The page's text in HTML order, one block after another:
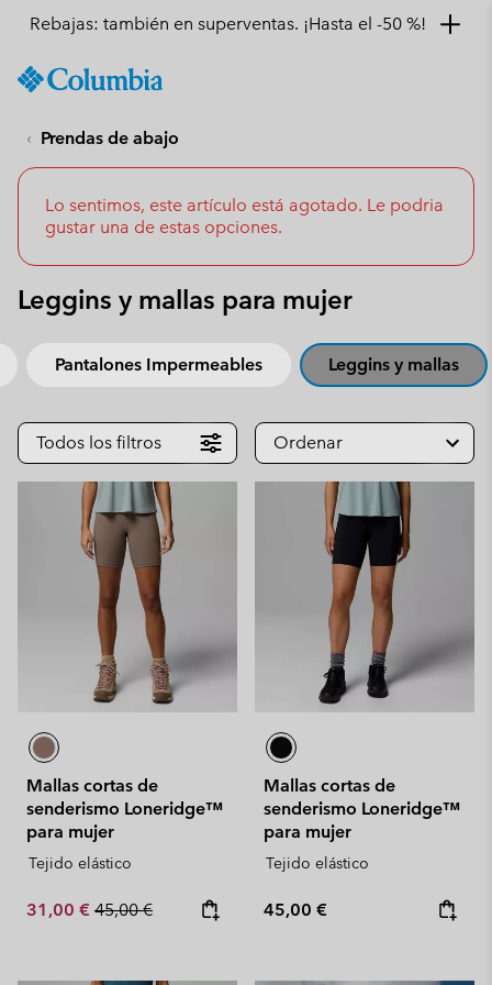
TO
SKIP
NAV
SKIP
TO
SEARCH
Rebajas: también en superventas. ¡Hasta el -50 %!
Prendas de abajo
Lo sentimos, este artículo está agotado. Le podria
gustar una de estas opciones.
Leggins y mallas para mujer
Pantalones Impermeables Leggins y mallas
Todos los filtros Ordenar
Mallas cortas de
senderismo Loneridge™
para mujer
Tejido elástico
Sale price:
31,00 € Regular price:
45,00 €
Mallas cortas de
senderismo Loneridge™
para mujer
Tejido elástico
Regular price:
45,00 €